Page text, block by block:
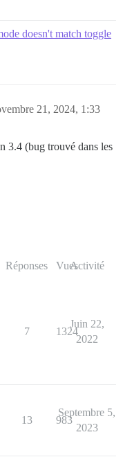
doesn't match toggle
21, 2024, 1:33
3.4 (bug trouvé dans les
Réponses VuesActivité
7 1324
Juin 22,
2022
13 983
Septembre 5,
2023